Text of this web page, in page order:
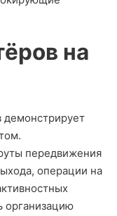
на
демонстрирует
передвижения
операции на
организацию